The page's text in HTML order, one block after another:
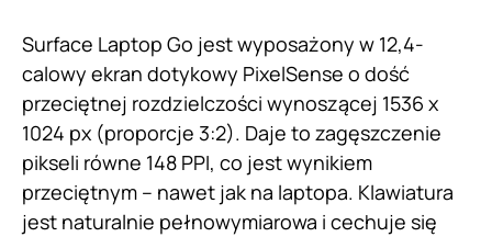
Surface Laptop Go jest wyposażony w 12,4-
calowy ekran dotykowy PixelSense o dość
przeciętnej rozdzielczości wynoszącej 1536 x
1024 px (proporcje 3:2). Daje to zagęszczenie
pikseli równe 148 PPI, co jest wynikiem
przeciętnym – nawet jak na laptopa. Klawiatura
jest naturalnie pełnowymiarowa i cechuje się